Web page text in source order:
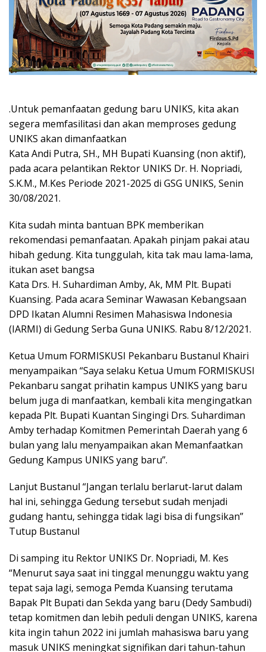
.Untuk pemanfaatan gedung baru UNIKS, kita akan
segera memfasilitasi dan akan memproses gedung
UNIKS akan dimanfaatkan
Kata Andi Putra, SH., MH Bupati Kuansing (non aktif),
pada acara pelantikan Rektor UNIKS Dr. H. Nopriadi,
S.K.M., M.Kes Periode 2021-2025 di GSG UNIKS, Senin
30/08/2021.
Kita sudah minta bantuan BPK memberikan
rekomendasi pemanfaatan. Apakah pinjam pakai atau
hibah gedung. Kita tunggulah, kita tak mau lama-lama,
itukan aset bangsa
Kata Drs. H. Suhardiman Amby, Ak, MM Plt. Bupati
Kuansing. Pada acara Seminar Wawasan Kebangsaan
DPD Ikatan Alumni Resimen Mahasiswa Indonesia
(IARMI) di Gedung Serba Guna UNIKS. Rabu 8/12/2021.
Ketua Umum FORMISKUSI Pekanbaru Bustanul Khairi
menyampaikan “Saya selaku Ketua Umum FORMISKUSI
Pekanbaru sangat prihatin kampus UNIKS yang baru
belum juga di manfaatkan, kembali kita mengingatkan
kepada Plt. Bupati Kuantan Singingi Drs. Suhardiman
Amby terhadap Komitmen Pemerintah Daerah yang 6
bulan yang lalu menyampaikan akan Memanfaatkan
Gedung Kampus UNIKS yang baru”.
Lanjut Bustanul “Jangan terlalu berlarut-larut dalam
hal ini, sehingga Gedung tersebut sudah menjadi
gudang hantu, sehingga tidak lagi bisa di fungsikan”
Tutup Bustanul
Di samping itu Rektor UNIKS Dr. Nopriadi, M. Kes
“Menurut saya saat ini tinggal menunggu waktu yang
tepat saja lagi, semoga Pemda Kuansing terutama
Bapak Plt Bupati dan Sekda yang baru (Dedy Sambudi)
tetap komitmen dan lebih peduli dengan UNIKS, karena
kita ingin tahun 2022 ini jumlah mahasiswa baru yang
masuk UNIKS meningkat signifikan dari tahun-tahun